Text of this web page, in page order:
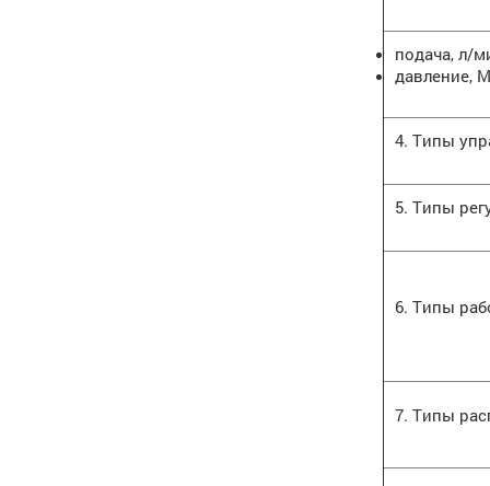
подача, л/
давление,
4. Типы
5. Типы
6. Типы
7. Типы